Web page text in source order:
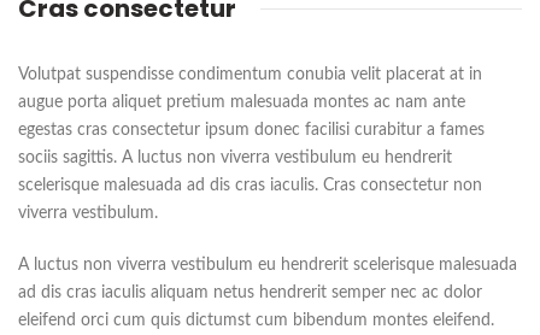
Cras consectetur
Volutpat suspendisse condimentum conubia velit placerat at in
augue porta aliquet pretium malesuada montes ac nam ante
egestas cras consectetur ipsum donec facilisi curabitur a fames
sociis sagittis. A luctus non viverra vestibulum eu hendrerit
scelerisque malesuada ad dis cras iaculis. Cras consectetur non
viverra vestibulum.
A luctus non viverra vestibulum eu hendrerit scelerisque malesuada
ad dis cras iaculis aliquam netus hendrerit semper nec ac dolor
eleifend orci cum quis dictumst cum bibendum montes eleifend.